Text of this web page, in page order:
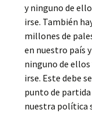
y ninguno de
irse. También
millones de
en nuestro país y
ninguno de ellos
irse. Este debe
punto de partida
nuestra política